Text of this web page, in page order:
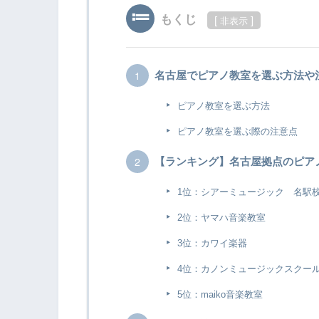
もくじ [ 非表示 ]
名古屋でピアノ教室を選ぶ方法や
ピアノ教室を選ぶ方法
ピアノ教室を選ぶ際の注意点
【ランキング】名古屋拠点のピア
1位：シアーミュージック 名駅
2位：ヤマハ音楽教室
3位：カワイ楽器
4位：カノンミュージックスクー
5位：maiko音楽教室